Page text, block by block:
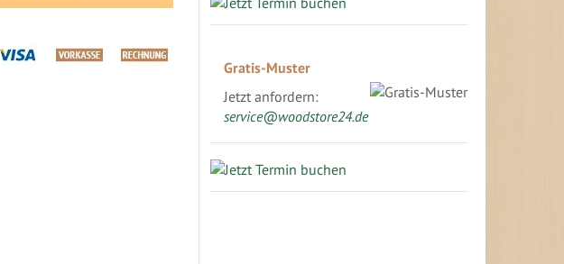
Gratis-Muster
Jetzt anfordern:
service@woodstore24.de